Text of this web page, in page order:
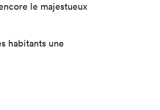
le majestueux
habitants une